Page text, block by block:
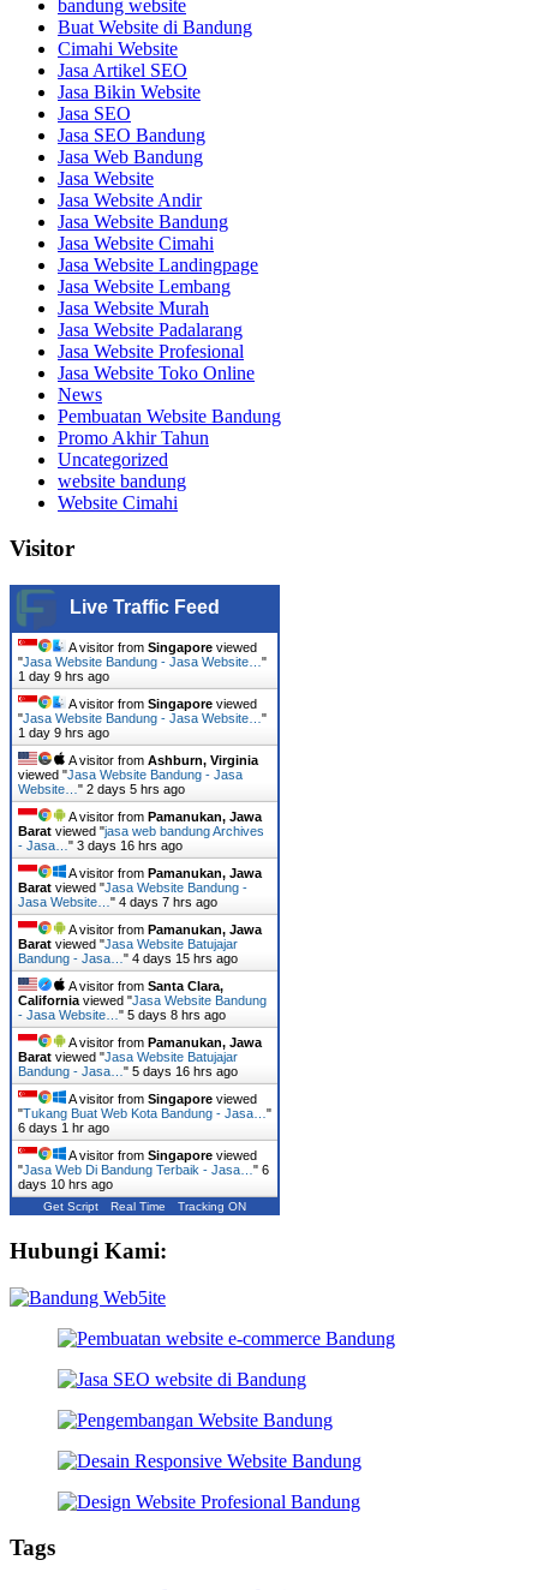
bandung website
Buat Website di Bandung
Cimahi Website
Jasa Artikel SEO
Jasa Bikin Website
Jasa SEO
Jasa SEO Bandung
Jasa Web Bandung
Jasa Website
Jasa Website Andir
Jasa Website Bandung
Jasa Website Cimahi
Jasa Website Landingpage
Jasa Website Lembang
Jasa Website Murah
Jasa Website Padalarang
Jasa Website Profesional
Jasa Website Toko Online
News
Pembuatan Website Bandung
Promo Akhir Tahun
Uncategorized
website bandung
Website Cimahi
Visitor
Live Traffic Feed
A visitor from Singapore viewed
"Jasa Website Bandung - Jasa Website… "
1 day 9 hrs ago
A visitor from Singapore viewed
"Jasa Website Bandung - Jasa Website… "
1 day 9 hrs ago
A visitor from Ashburn, Virginia
viewed "Jasa Website Bandung - Jasa
Website… " 2 days 5 hrs ago
A visitor from Pamanukan, Jawa
Barat viewed "jasa web bandung Archives
- Jasa… " 3 days 16 hrs ago
A visitor from Pamanukan, Jawa
Barat viewed "Jasa Website Bandung -
Jasa Website… " 4 days 7 hrs ago
A visitor from Pamanukan, Jawa
Barat viewed "Jasa Website Batujajar
Bandung - Jasa… " 4 days 15 hrs ago
A visitor from Santa Clara,
California viewed "Jasa Website Bandung
- Jasa Website… " 5 days 8 hrs ago
A visitor from Pamanukan, Jawa
Barat viewed "Jasa Website Batujajar
Bandung - Jasa… " 5 days 16 hrs ago
A visitor from Singapore viewed
"Tukang Buat Web Kota Bandung - Jasa… "
6 days 1 hr ago
A visitor from Singapore viewed
"Jasa Web Di Bandung Terbaik - Jasa… " 6
days 10 hrs ago
Get Script Real Time Tracking ON
Hubungi Kami:
Tags